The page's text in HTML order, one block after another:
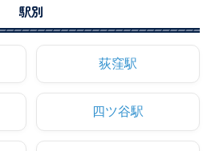
駅別
荻窪駅
四ツ谷駅